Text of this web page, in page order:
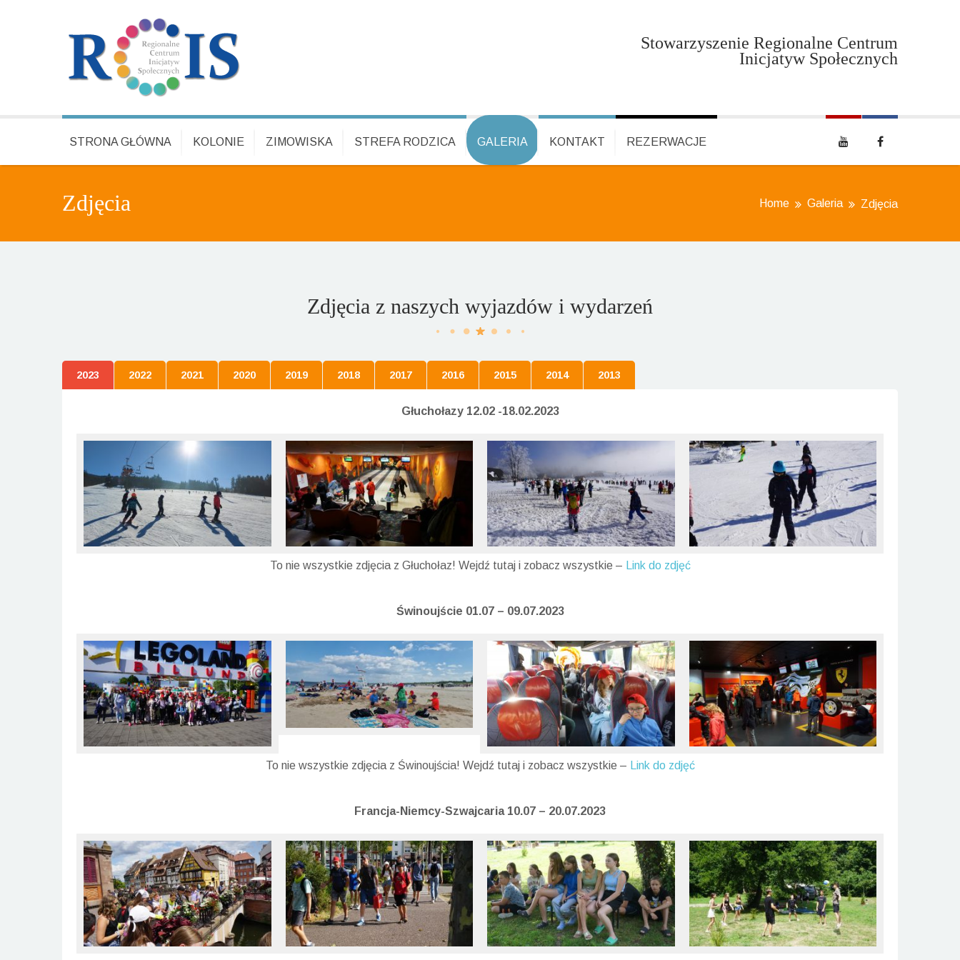
Stowarzyszenie Regionalne Centrum
Inicjatyw Społecznych
STRONA GŁÓWNA KOLONIE ZIMOWISKA STREFA RODZICA GALERIA KONTAKT REZERWACJE
Zdjęcia Home Galeria Zdjęcia
Zdjęcia z naszych wyjazdów i wydarzeń
2023 2022 2021 2020 2019 2018 2017 2016 2015 2014 2013
Głuchołazy 12.02 -18.02.2023
To nie wszystkie zdjęcia z Głuchołaz! Wejdź tutaj i zobacz wszystkie – Link do zdjęć
Świnoujście 01.07 – 09.07.2023
To nie wszystkie zdjęcia z Świnoujścia! Wejdź tutaj i zobacz wszystkie – Link do zdjęć
Francja-Niemcy-Szwajcaria 10.07 – 20.07.2023